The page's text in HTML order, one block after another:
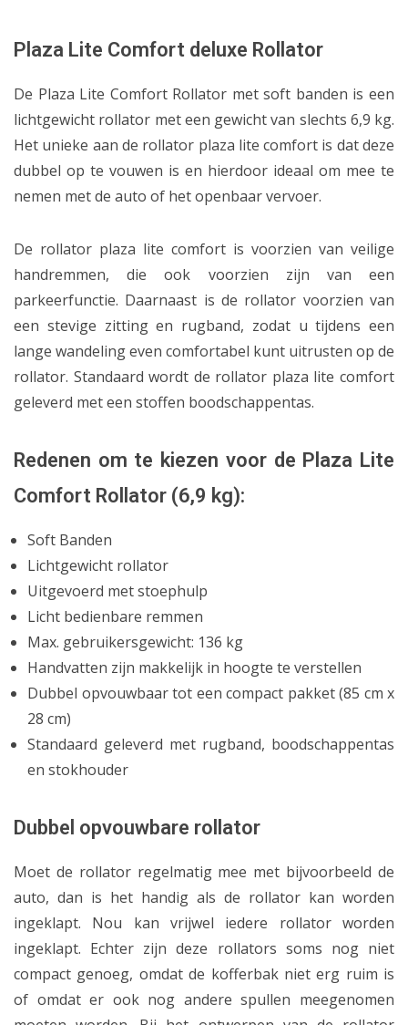
Plaza Lite Comfort deluxe Rollator
De Plaza Lite Comfort Rollator met soft banden is een
lichtgewicht rollator met een gewicht van slechts 6,9 kg.
Het unieke aan de rollator plaza lite comfort is dat deze
dubbel op te vouwen is en hierdoor ideaal om mee te
nemen met de auto of het openbaar vervoer.
De rollator plaza lite comfort is voorzien van veilige
handremmen, die ook voorzien zijn van een
parkeerfunctie. Daarnaast is de rollator voorzien van
een stevige zitting en rugband, zodat u tijdens een
lange wandeling even comfortabel kunt uitrusten op de
rollator. Standaard wordt de rollator plaza lite comfort
geleverd met een stoffen boodschappentas.
Redenen om te kiezen voor de Plaza Lite
Comfort Rollator (6,9 kg):
Soft Banden
Lichtgewicht rollator
Uitgevoerd met stoephulp
Licht bedienbare remmen
Max. gebruikersgewicht: 136 kg
Handvatten zijn makkelijk in hoogte te verstellen
Dubbel opvouwbaar tot een compact pakket (85 cm x
28 cm)
Standaard geleverd met rugband, boodschappentas
en stokhouder
Dubbel opvouwbare rollator
Moet de rollator regelmatig mee met bijvoorbeeld de
auto, dan is het handig als de rollator kan worden
ingeklapt. Nou kan vrijwel iedere rollator worden
ingeklapt. Echter zijn deze rollators soms nog niet
compact genoeg, omdat de kofferbak niet erg ruim is
of omdat er ook nog andere spullen meegenomen